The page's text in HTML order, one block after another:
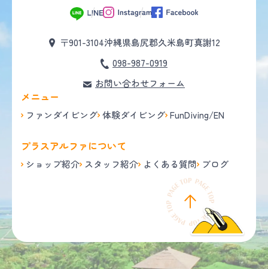
〒901-3104沖縄県島尻郡久米島町真謝12
098-987-0919
お問い合わせフォーム
メニュー
ファンダイビング 体験ダイビング FunDiving/EN
プラスアルファについて
ショップ紹介 スタッフ紹介 よくある質問 ブログ